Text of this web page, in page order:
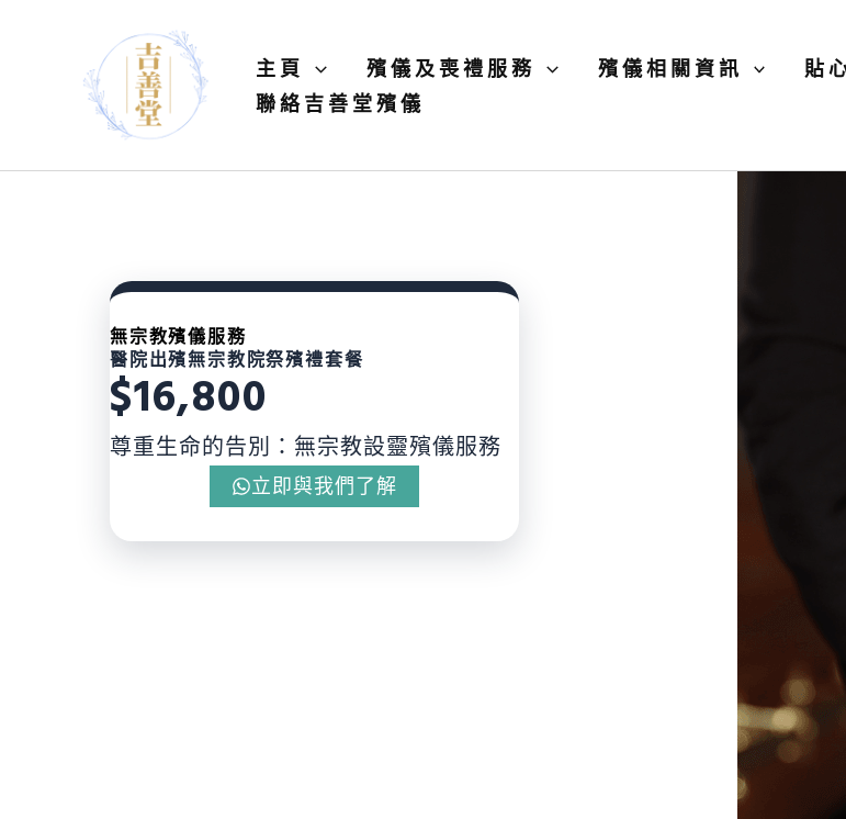
主頁 殯儀及喪禮服務 殯儀相關資訊 貼
聯絡吉善堂殯儀​
無宗教殯儀服務
醫院出殯無宗教院祭殯禮套餐
$16,800
尊重生命的告別：無宗教設靈殯儀服務
立即與我們了解